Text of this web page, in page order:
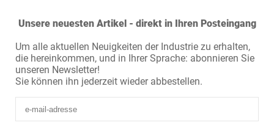
Unsere neuesten Artikel - direkt in Ihren Posteingang
Um alle aktuellen Neuigkeiten der Industrie zu erhalten,
die hereinkommen, und in Ihrer Sprache: abonnieren Sie
unseren Newsletter!
Sie können ihn jederzeit wieder abbestellen.